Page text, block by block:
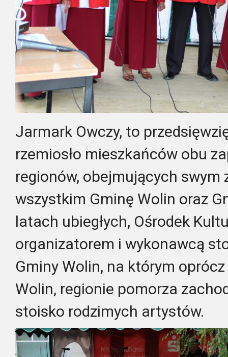
Jarmark Owczy, to
rzemiosło mieszkańców obu
regionów, obejmujących swym
wszystkim Gminę Wolin oraz
latach ubiegłych, Ośrodek
organizatorem i wykonawcą
Gminy Wolin, na którym
Wolin, regionie pomorza
stoisko rodzimych artystów.